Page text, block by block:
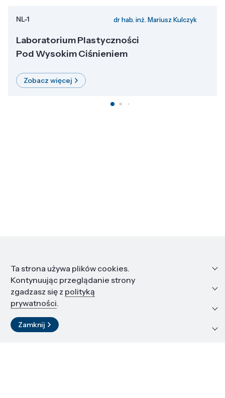
NL-1 dr hab. inż. Mariusz Kulczyk
Laboratorium Plastyczności
Pod Wysokim Ciśnieniem
Zobacz więcej
Informacje
Edukacja i kariera
Zasoby i materiały
Kontakt
Ta strona używa plików cookies.
Kontynuując przeglądanie strony
zgadzasz się z polityką
prywatności.
Zamknij